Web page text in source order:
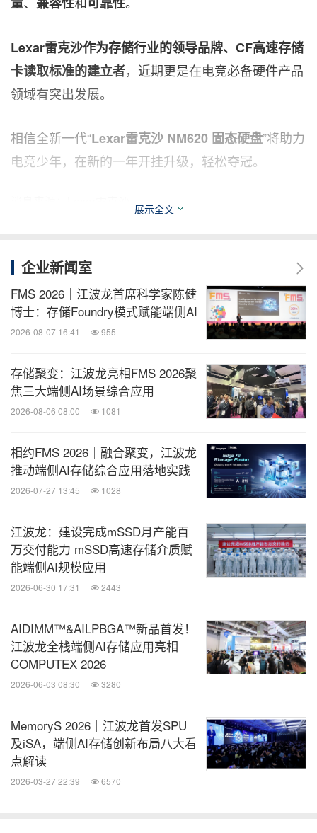
Lexar雷克沙作为存储行业的领导品牌、CF高速存储
卡读取标准的建立者，近期更是在电竞必备硬件产品
领域有突出发展。
相信全新一代“Lexar雷克沙 NM620 固态硬盘”将助力
电竞少年，在新的一年开挂升级，轻松夺冠。
技、媒体、通讯企业的经营动态、财报信
息、企业并购消息。扫描二维码，立即订
阅！
关键词：电脑硬件 电脑/电子
消费电子
分享到：
展示全文
企业新闻室
FMS 2026｜江波龙首席科学家陈健
博士：存储Foundry模式赋能端侧AI
2026-08-07 16:41 955
存储聚变：江波龙亮相FMS 2026聚
焦三大端侧AI场景综合应用
2026-08-06 08:00 1081
相约FMS 2026｜融合聚变，江波龙
推动端侧AI存储综合应用落地实践
2026-07-27 13:45 1028
江波龙：建设完成mSSD月产能百
万交付能力 mSSD高速存储介质赋
能端侧AI规模应用
2026-06-30 17:31 2443
AIDIMM™&AILPBGA™新品首发！
江波龙全栈端侧AI存储应用亮相
COMPUTEX 2026
2026-06-03 08:30 3280
MemoryS 2026｜江波龙首发SPU
及iSA，端侧AI存储创新布局八大看
点解读
2026-03-27 22:39 6570